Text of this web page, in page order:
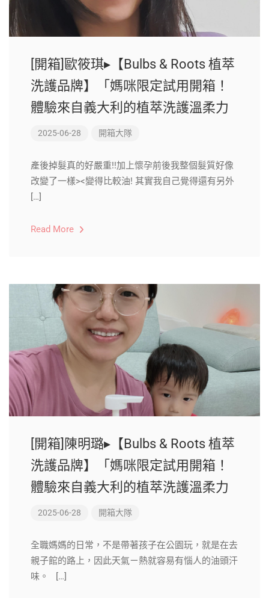
[開箱]歐筱琪▸【Bulbs & Roots 植萃
洗護品牌】「媽咪限定試用開箱！
體驗來自義大利的植萃洗護溫柔力
2025-06-28 開箱大隊
產後掉髮真的好嚴重!!加上懷孕前後我整個髮質好像
改變了一樣><變得比較油! 其實我自己覺得還有另外
[…]
Read More
[開箱]陳明璐▸【Bulbs & Roots 植萃
洗護品牌】「媽咪限定試用開箱！
體驗來自義大利的植萃洗護溫柔力
2025-06-28 開箱大隊
全職媽媽的日常，不是帶著孩子在公園玩，就是在去
親子館的路上，因此天氣ㄧ熱就容易有惱人的油頭汗
味。 […]